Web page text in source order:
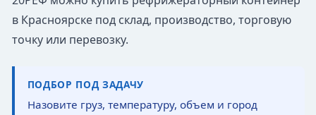
в Красноярске под склад, производство, торговую
точку или перевозку.
ПОДБОР ПОД ЗАДАЧУ
Назовите груз, температуру, объем и город